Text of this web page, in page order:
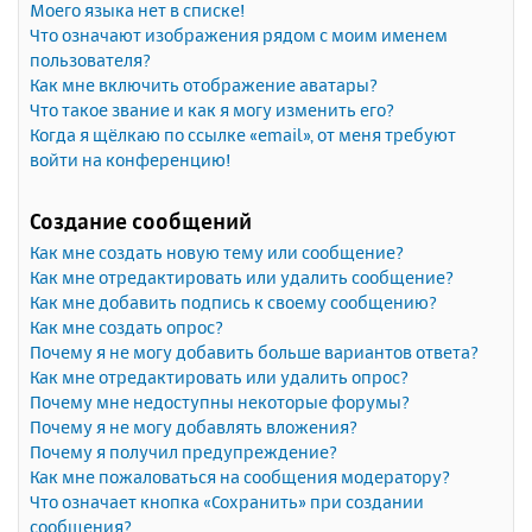
Моего языка нет в списке!
Что означают изображения рядом с моим именем
пользователя?
Как мне включить отображение аватары?
Что такое звание и как я могу изменить его?
Когда я щёлкаю по ссылке «email», от меня требуют
войти на конференцию!
Создание сообщений
Как мне создать новую тему или сообщение?
Как мне отредактировать или удалить сообщение?
Как мне добавить подпись к своему сообщению?
Как мне создать опрос?
Почему я не могу добавить больше вариантов ответа?
Как мне отредактировать или удалить опрос?
Почему мне недоступны некоторые форумы?
Почему я не могу добавлять вложения?
Почему я получил предупреждение?
Как мне пожаловаться на сообщения модератору?
Что означает кнопка «Сохранить» при создании
сообщения?